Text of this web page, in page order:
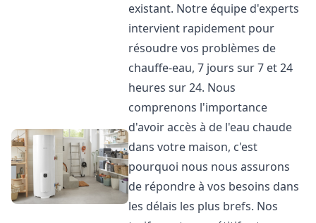
existant. Notre équipe d'experts
intervient rapidement pour
résoudre vos problèmes de
chauffe-eau, 7 jours sur 7 et 24
heures sur 24. Nous
comprenons l'importance
d'avoir accès à de l'eau chaude
dans votre maison, c'est
pourquoi nous nous assurons
de répondre à vos besoins dans
les délais les plus brefs. Nos